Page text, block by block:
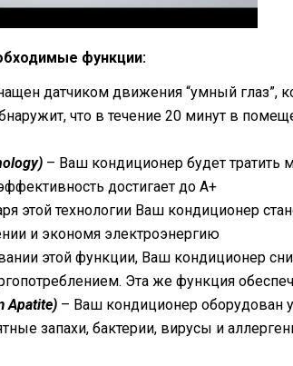
функции:
датчиком движения “умный глаз”,
что в течение 20 минут в
– Ваш кондиционер будет тратить
достигает до А+
этой технологии Ваш кондиционер
и экономя электроэнергию
этой функции, Ваш кондиционер
Эта же функция
Apatite) – Ваш кондиционер оборудован
запахи, бактерии, вирусы и